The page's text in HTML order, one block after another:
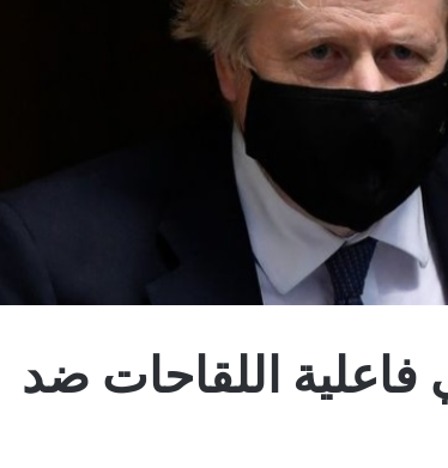
اللقاحات ضد